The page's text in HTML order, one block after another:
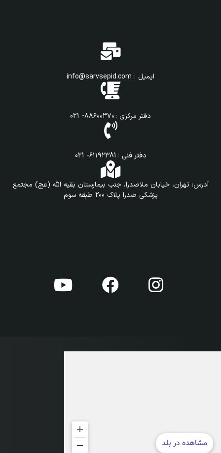
ایمیل : info@sarvsepid.com
دفتر مرکزی : ۸۸۶۰۰۳۷۰- 021
دفتر فنی : ۶۱۱۹۲۳81- 021
آدرس: تهران، خیابان ملاصدرا، جنب بیمارستان بقیه الله (عج) مجتمع
پزشکی صدرا پلاک ۲۰۰ طبقه سوم